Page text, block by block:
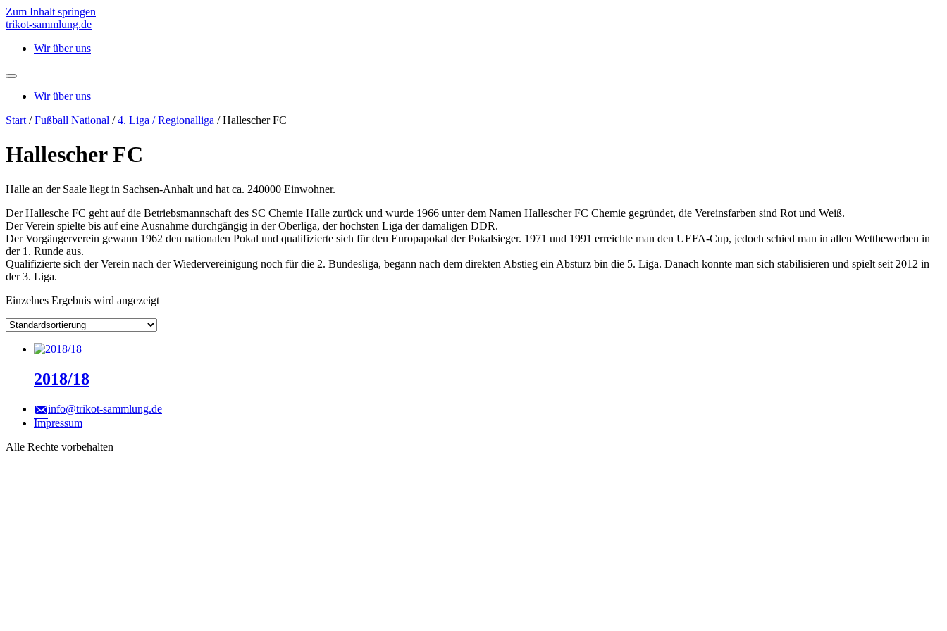
Zum Inhalt springen
trikot-sammlung.de
Wir über uns
Wir über uns
Start /Fußball National /4. Liga / Regionalliga / Hallescher FC
Hallescher FC
Halle an der Saale liegt in Sachsen-Anhalt und hat ca. 240000 Einwohner.
Der Hallesche FC geht auf die Betriebsmannschaft des SC Chemie Halle zurück und wurde 1966 unter dem Namen Hallescher FC Chemie gegründet, die Vereinsfarben sind Rot und Weiß.
Der Verein spielte bis auf eine Ausnahme durchgängig in der Oberliga, der höchsten Liga der damaligen DDR.
Der Vorgängerverein gewann 1962 den nationalen Pokal und qualifizierte sich für den Europapokal der Pokalsieger. 1971 und 1991 erreichte man den UEFA-Cup, jedoch schied man in allen Wettbewerben in
der 1. Runde aus.
Qualifizierte sich der Verein nach der Wiedervereinigung noch für die 2. Bundesliga, begann nach dem direkten Abstieg ein Absturz bin die 5. Liga. Danach konnte man sich stabilisieren und spielt seit 2012 in
der 3. Liga.
Einzelnes Ergebnis wird angezeigt
2018/18
info@trikot-sammlung.de
Impressum
Alle Rechte vorbehalten